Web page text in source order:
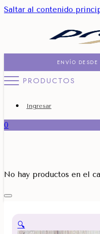
Saltar al contenido
ENVÍO DESDE
PRODUCTOS
Ingresar
0
No hay productos en el
🔍